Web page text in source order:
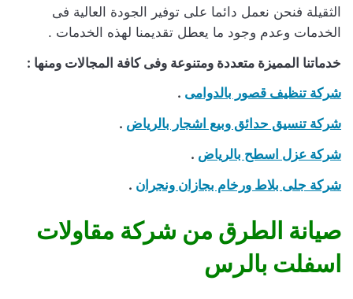
الثقيلة فنحن نعمل دائما على توفير الجودة العالية فى
الخدمات وعدم وجود ما يعطل تقديمنا لهذه الخدمات .
خدماتنا المميزة متعددة ومتنوعة وفى كافة المجالات ومنها :
شركة تنظيف قصور بالدوامى .
شركة تنسيق حدائق وبيع اشجار بالرياض .
شركة عزل اسطح بالرياض .
شركة جلى بلاط ورخام بجازان ونجران .
صيانة الطرق من شركة مقاولات
اسفلت بالرس